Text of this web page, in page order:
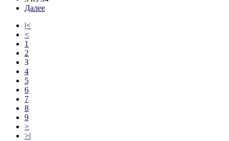
Далее
|<
<
1
2
3
4
5
6
7
8
9
>
>|